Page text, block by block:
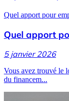
Quel apport pour
Quel apport
5 janvier 2026
Vous avez trouvé le
du financem...